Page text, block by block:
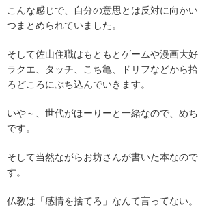
こんな感じで、自分の意思とは反対に向か
つまとめられていました。
そして佐山住職はもともとゲームや漫画大
ラクエ、タッチ、こち亀、ドリフなどから
ろどころにぶち込んでいきます。
いや～、世代がほーりーと一緒なので、め
です。
そして当然ながらお坊さんが書いた本なの
す。
仏教は「感情を捨てろ」なんて言ってない